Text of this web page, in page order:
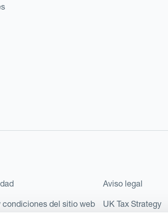
condiciones del sitio web
Aviso legal
UK Tax Strategy